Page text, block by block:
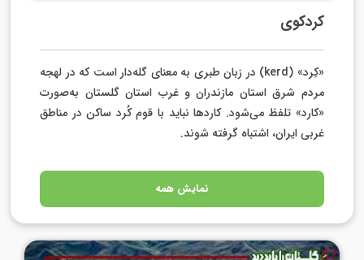
کردکوی
«کِرد» (kerd) در زبان طبری به معنای گله‌دار است که در لهجه
مردم شرق استان مازندران و غرب استان گلستان به‌صورت
«کارد» تلفظ می‌شود. کاردها نباید با قوم کُرد ساکن در مناطق
غربی ایران، اشتباه گرفته‌ شوند.
نمایش همه